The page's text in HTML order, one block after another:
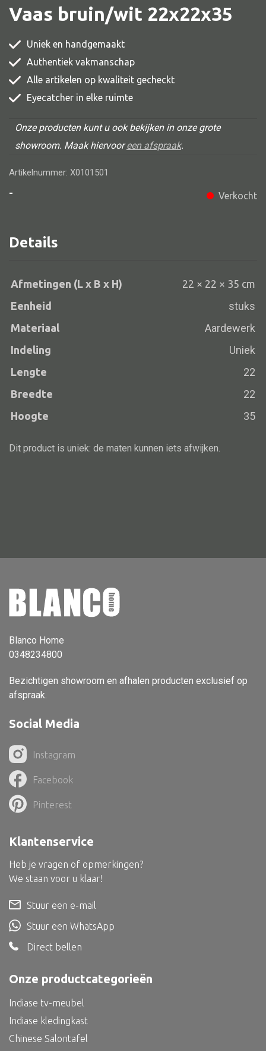
TV meubel
Comode
Eetkamer stoel
Barstoel
Stoel overig
Alle banken
Bank gestoffeerd
Bank hout
Bank IJzer
Chaise longues
Poef
Wandlamp
Alle deco
Kandelaar
Pilaar
Pot
Schaal
Dienblad
Mand
Alle textiel
Kelim
Alle bouwmateriaal
Vaas bruin/wit 22x22x35
Uniek en handgemaakt
Authentiek vakmanschap
Alle artikelen op kwaliteit gecheckt
Eyecatcher in elke ruimte
Onze producten kunt u ook bekijken in onze grote
showroom. Maak hiervooreen afspraak.
Artikelnummer: X0101501
-
Verkocht
Details
Afmetingen (L x B x H)
22 × 22 × 35 cm
Eenheid
stuks
Materiaal Aardewerk
Indeling Uniek
Lengte 22
Breedte 22
Hoogte 35
Dit product is uniek: de maten kunnen iets afwijken.
Blanco Home
0348234800
Bezichtigen showroom en afhalen producten exclusief op
afspraak.
Social Media
Instagram
Facebook
Pinterest
Onze productcategorieën
Indiase tv-meubel
Indiase kledingkast
Chinese Salontafel
Klantenservice
Heb je vragen of opmerkingen?
We staan voor u klaar!
Stuur een e-mail
Stuur een WhatsApp
Direct bellen